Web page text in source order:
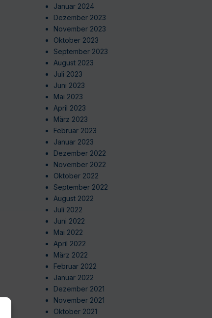
Januar 2024
Dezember 2023
November 2023
Oktober 2023
September 2023
August 2023
Juli 2023
Juni 2023
Mai 2023
April 2023
März 2023
Februar 2023
Januar 2023
Dezember 2022
November 2022
Oktober 2022
September 2022
August 2022
Juli 2022
Juni 2022
Mai 2022
April 2022
März 2022
Februar 2022
Januar 2022
Dezember 2021
November 2021
Oktober 2021